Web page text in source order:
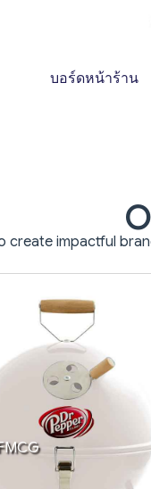
บอร์ดหน้าร้าน
create impactful